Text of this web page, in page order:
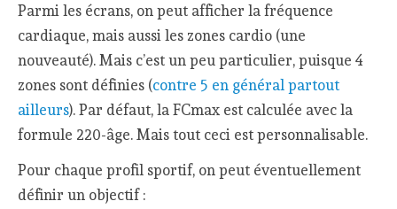
Parmi les écrans, on peut afficher la fréquence
cardiaque, mais aussi les zones cardio (une
nouveauté). Mais c’est un peu particulier, puisque 4
zones sont définies (contre 5 en général partout
ailleurs). Par défaut, la FCmax est calculée avec la
formule 220-âge. Mais tout ceci est personnalisable.
Pour chaque profil sportif, on peut éventuellement
définir un objectif :